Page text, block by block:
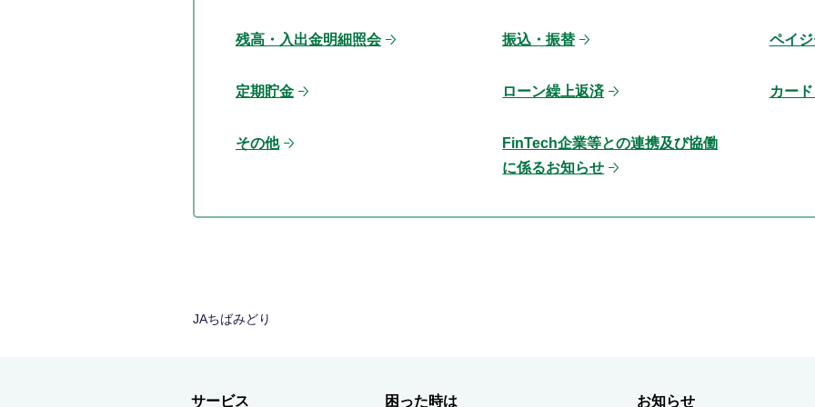
残高・入出金明細照会 振込・振替 ペイ
定期貯金 ローン繰上返済 カー
その他
FinTech企業等との連携及び協働
に係るお知らせ
JAちばみどり
サービス 困った時は お知らせ